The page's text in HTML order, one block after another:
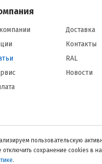
Доставка
Контакты
RAL
Новости
пользовательскую
сохранение cookies в
.